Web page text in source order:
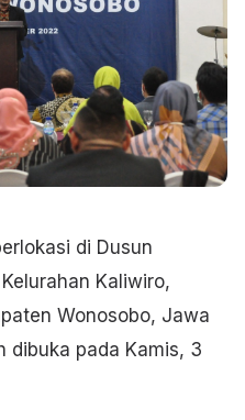
di Dusun
Kaliwiro,
Wonosobo, Jawa
dibuka pada Kamis, 3